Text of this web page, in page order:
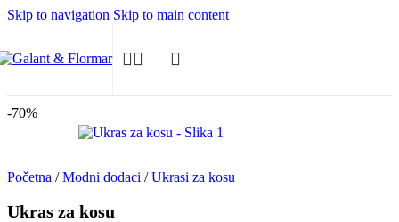
Skip to navigation Skip to main content
-70%
Početna / Modni dodaci / Ukrasi za kosu
Ukras za kosu